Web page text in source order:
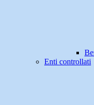
Enti controllati